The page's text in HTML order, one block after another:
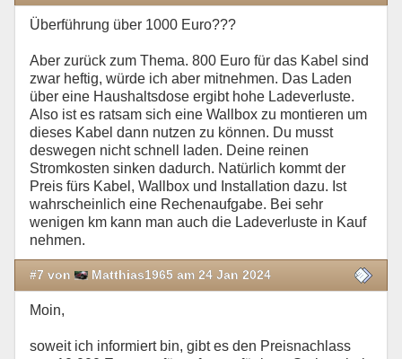
Überführung über 1000 Euro???
Aber zurück zum Thema. 800 Euro für das Kabel sind
zwar heftig, würde ich aber mitnehmen. Das Laden
über eine Haushaltsdose ergibt hohe Ladeverluste.
Also ist es ratsam sich eine Wallbox zu montieren um
dieses Kabel dann nutzen zu können. Du musst
deswegen nicht schnell laden. Deine reinen
Stromkosten sinken dadurch. Natürlich kommt der
Preis fürs Kabel, Wallbox und Installation dazu. Ist
wahrscheinlich eine Rechenaufgabe. Bei sehr
wenigen km kann man auch die Ladeverluste in Kauf
nehmen.
#7 von Matthias1965 am 24 Jan 2024
Moin,
soweit ich informiert bin, gibt es den Preisnachlass